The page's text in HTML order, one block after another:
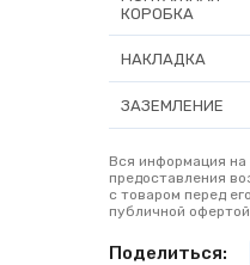
КОРОБКА
НАКЛАДКА
ЗАЗЕМЛЕНИЕ
Вся информация
предоставления
с товаром перед
публичной
Поделиться: